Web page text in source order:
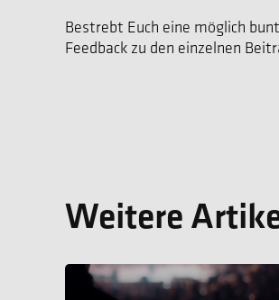
Bestrebt Euch eine möglich
Feedback zu den einzelnen
Weitere